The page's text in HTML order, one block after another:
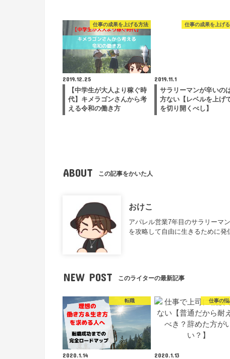
仕事の成果を上げる方法
2019.12.25
【中学生が大人より稼ぐ時
代】キメラゴンさんから考
える令和の働き方
仕事の成果を上げ
2019.11.1
サラリーマンが辛いの
方ない【レベルを上げ
を切り開くべし】
ABOUT この記事をかいた人
おけこ
アパレル営業7年目のサラリーマ
を攻略して自由に生きるために発
NEW POST このライターの最新記事
転職
2020.1.14
仕事の悩
2020.1.13